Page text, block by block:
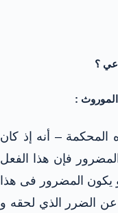
؟
:
– أنه إذ كان
فإن هذا الفعل
يكون المضرور فى هذا
الضرر الذي لحقه و